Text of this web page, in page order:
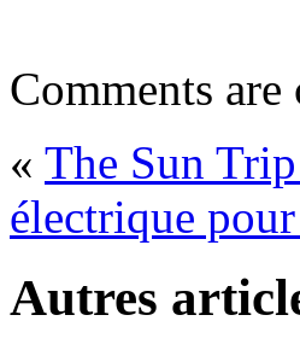
Comments are
« The Sun
électrique
Autres